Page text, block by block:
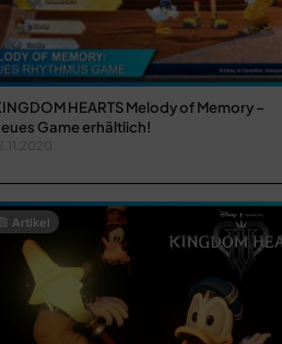
HEARTS Melody of Memory –
Game erhältlich!
Artikel